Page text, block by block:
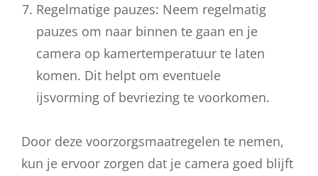
Regelmatige pauzes: Neem regelmatig
pauzes om naar binnen te gaan en je
camera op kamertemperatuur te laten
komen. Dit helpt om eventuele
ijsvorming of bevriezing te voorkomen.
Door deze voorzorgsmaatregelen te nemen,
kun je ervoor zorgen dat je camera goed blijft